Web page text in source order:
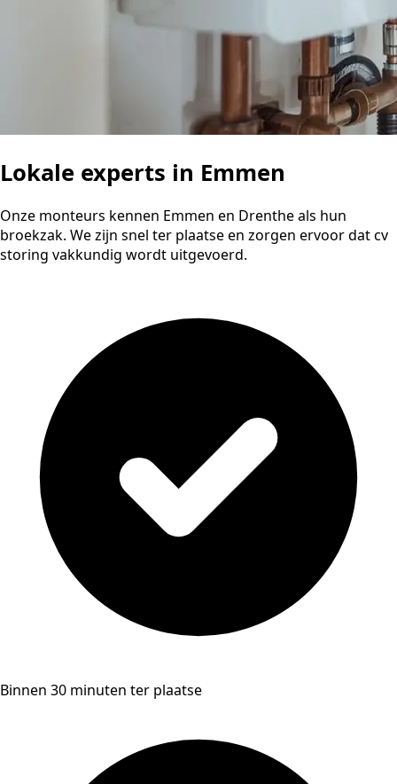
Lokale experts in Emmen
Onze monteurs kennen Emmen en Drenthe als hun
broekzak. We zijn snel ter plaatse en zorgen ervoor dat cv
storing vakkundig wordt uitgevoerd.
Binnen 30 minuten ter plaatse